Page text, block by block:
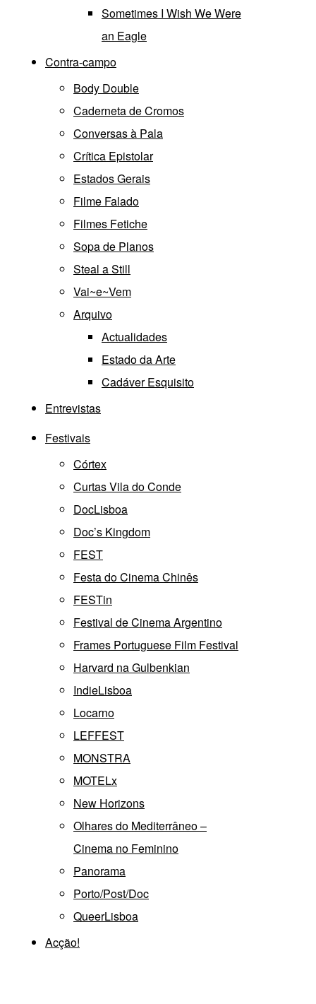
Sometimes I Wish We Were
an Eagle
Contra-campo
Body Double
Caderneta de Cromos
Conversas à Pala
Crítica Epistolar
Estados Gerais
Filme Falado
Filmes Fetiche
Sopa de Planos
Steal a Still
Vai~e~Vem
Arquivo
Actualidades
Estado da Arte
Cadáver Esquisito
Entrevistas
Festivais
Córtex
Curtas Vila do Conde
DocLisboa
Doc’s Kingdom
FEST
Festa do Cinema Chinês
FESTin
Festival de Cinema Argentino
Frames Portuguese Film Festival
Harvard na Gulbenkian
IndieLisboa
Locarno
LEFFEST
MONSTRA
MOTELx
New Horizons
Olhares do Mediterrâneo –
Cinema no Feminino
Panorama
Porto/Post/Doc
QueerLisboa
Acção!